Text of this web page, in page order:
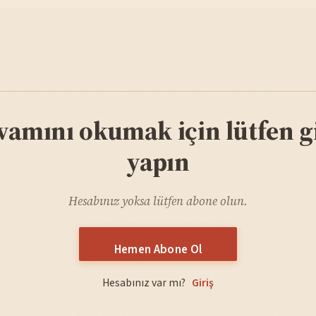
okumak için lütfen
yapın
Hesabınız yoksa lütfen abone olun.
Hemen Abone Ol
Hesabınız var mı? Giriş